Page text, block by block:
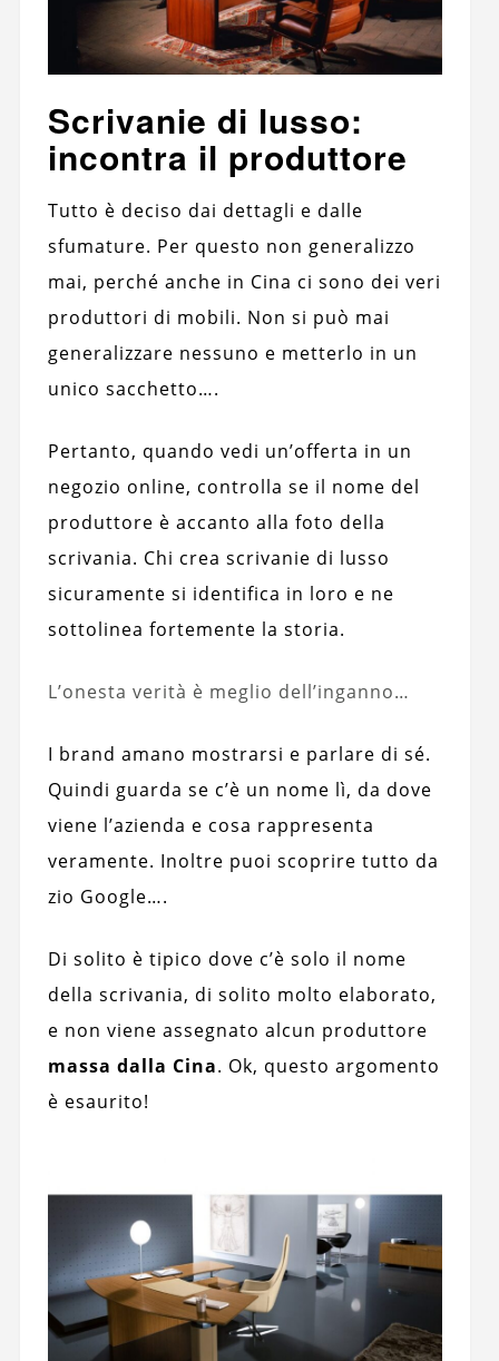
Scrivanie di lusso:
incontra il produttore
Tutto è deciso dai dettagli e dalle
sfumature. Per questo non generalizzo
mai, perché anche in Cina ci sono dei veri
produttori di mobili. Non si può mai
generalizzare nessuno e metterlo in un
unico sacchetto….
Pertanto, quando vedi un’offerta in un
negozio online, controlla se il nome del
produttore è accanto alla foto della
scrivania. Chi crea scrivanie di lusso
sicuramente si identifica in loro e ne
sottolinea fortemente la storia.
L’onesta verità è meglio dell’inganno…
I brand amano mostrarsi e parlare di sé.
Quindi guarda se c’è un nome lì, da dove
viene l’azienda e cosa rappresenta
veramente. Inoltre puoi scoprire tutto da
zio Google….
Di solito è tipico dove c’è solo il nome
della scrivania, di solito molto elaborato,
e non viene assegnato alcun produttore
massa dalla Cina. Ok, questo argomento
è esaurito!